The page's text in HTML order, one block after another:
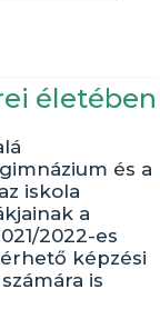
életében
és a
iskola
a
2022-es
képzési
is